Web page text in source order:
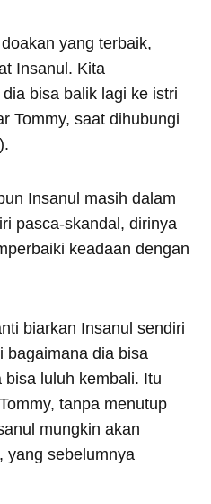
yang terbaik,
Insanul. Kita
bisa balik lagi ke istri
Tommy, saat dihubungi
Insanul masih dalam
pasca-skandal, dirinya
keadaan dengan
biarkan Insanul sendiri
bagaimana dia bisa
luluh kembali. Itu
tanpa menutup
mungkin akan
yang sebelumnya